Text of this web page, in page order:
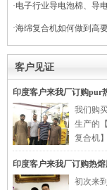
·电子行业导电泡棉、导
复合
·海绵复合机如何做到高
客户见证
印度客户来我厂订购pur
我们购
生产的
复合机
印度客户来我厂订购热
初次来